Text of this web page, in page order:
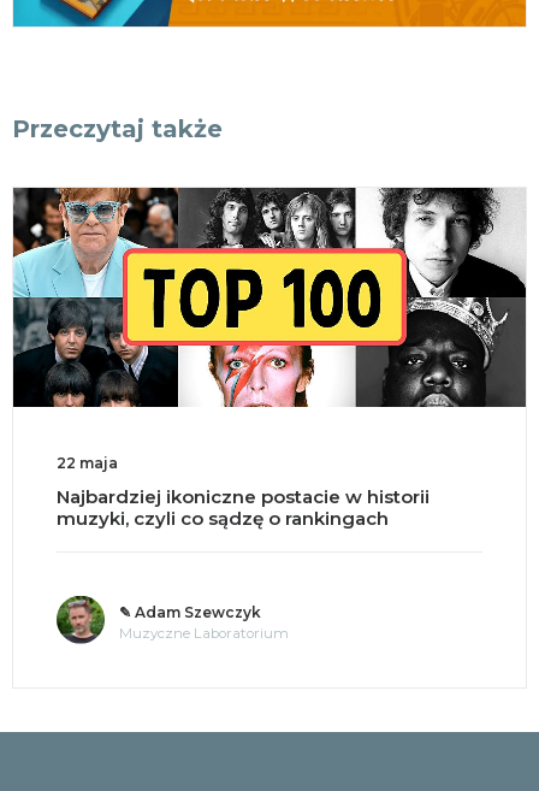
Przeczytaj także
22 maja
Najbardziej ikoniczne postacie w historii
muzyki, czyli co sądzę o rankingach
✎ Adam Szewczyk
Muzyczne Laboratorium